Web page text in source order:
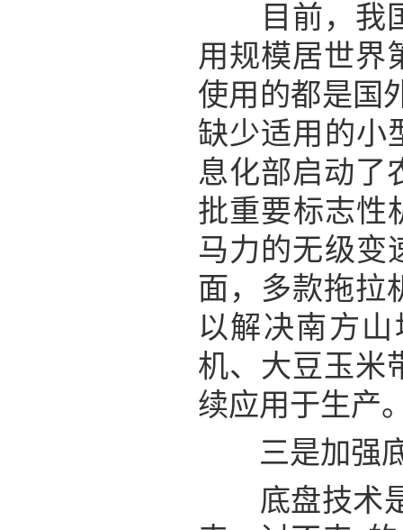
目前，我国
用规模居世界
使用的都是国
缺少适用的小
息化部启动了
批重要标志性
马力的无级变
面，多款拖拉
以解决南方
机、大豆玉米
续应用于生产
三是加强底
底盘技术是